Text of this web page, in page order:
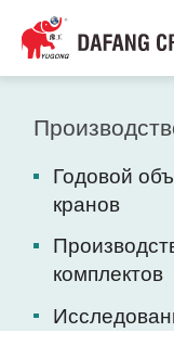
Годовой
кранов
комплектов
Bahasa Indonesia
Bahasa Melayu
Tiếng Việt
简体中文
فارسی
Pilipino
اردو
Українська
Čeština